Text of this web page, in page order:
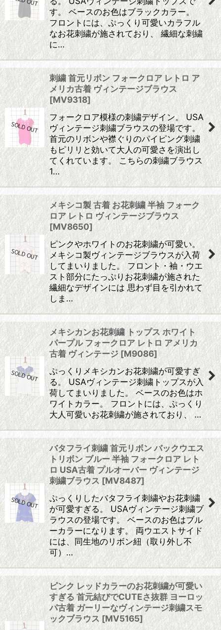
す。 ベースのお色はブラックカラー。
フロントには、ぷっくり可愛いカラフル
なお花刺繍が施されており、 繊細な刺繍
に…
刺繍 首元リボン フォークロア レトロ ア
メリカ古着 ヴィンテージブラウス
[MV9318]
フォークロア模様の刺繍デザイン。 USA
ヴィンテージ刺繍ブラウスの登場です。
首元のリボンや襟ぐりのパイピング刺繍
もピリリと効いて大人の可愛さを演出し
てくれています。 こちらの刺繍ブラウス
1…
メキシコ製 古着 お花刺繍 半袖 フォーク
ロア レトロ ヴィンテージブラウス
[MV8650]
ピンクやホワイトのお花刺繍が可愛い。
メキシコ製ヴィンテージブラウスが入荷
してまいりました。 フロント・袖・ウエ
スト部分にたっぷりお花刺繍が施された
繊細なデザインには 思わず目を引かれて
しま…
メキシカンお花刺繍 トップス ホワイト
パープル フォークロア レトロ アメリカ
古着 ヴィンテージ[M9086]
ぷっくりメキシカンお花刺繍が可愛すぎ
る。 USAヴィンテージ刺繍トップスが入
荷してまいりました。 ベースのお色はホ
ワイトカラー。 フロントには、ぷっくり
大人可愛いお花刺繍が施されており、 …
バタフライ刺繍 首元リボン バックウエス
トリボン ブルー 半袖 フォークロア レト
ロ USA古着 プルオーバー ヴィンテージ
刺繍ブラウス[MV8487]
ぷっくりしたバタフライ刺繍やお花刺繍
が可愛すぎる。 USAヴィンテージ刺繍ブ
ラウスの登場です。 ベースのお色はブル
ーカラーになります。 両ウエストサイド
には、同生地のリボン紐（取り外し不
可）…
ピンク レッドカラーのお花刺繍が可愛い
すぎる 首元結びでCUTEさ抜群 ヨーロッ
パ古着 ガーリーなヴィンテージ刺繍スモ
ックブラウス[MV5165]